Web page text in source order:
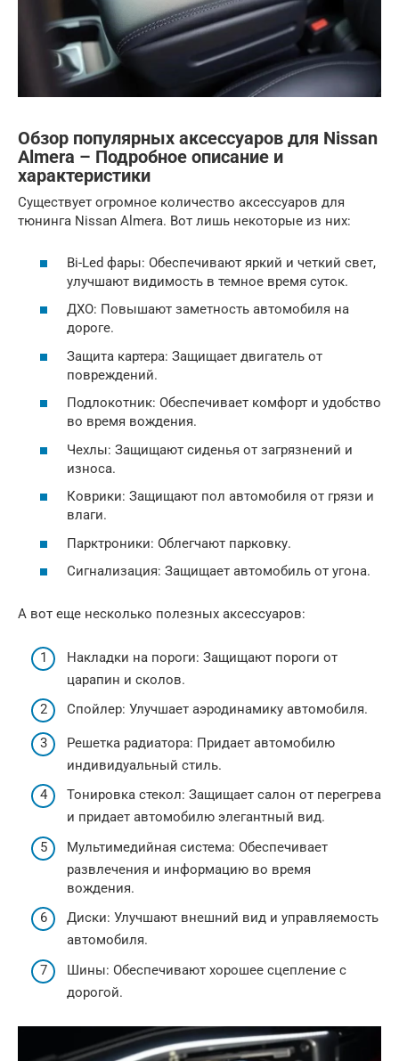
Обзор популярных аксессуаров для Nissan
Almera – Подробное описание и
характеристики
Существует огромное количество аксессуаров для
тюнинга Nissan Almera. Вот лишь некоторые из них:
Bi-Led фары: Обеспечивают яркий и четкий свет,
улучшают видимость в темное время суток.
ДХО: Повышают заметность автомобиля на
дороге.
Защита картера: Защищает двигатель от
повреждений.
Подлокотник: Обеспечивает комфорт и удобство
во время вождения.
Чехлы: Защищают сиденья от загрязнений и
износа.
Коврики: Защищают пол автомобиля от грязи и
влаги.
Парктроники: Облегчают парковку.
Сигнализация: Защищает автомобиль от угона.
А вот еще несколько полезных аксессуаров:
Накладки на пороги: Защищают пороги от
царапин и сколов.
Спойлер: Улучшает аэродинамику автомобиля.
Решетка радиатора: Придает автомобилю
индивидуальный стиль.
Тонировка стекол: Защищает салон от перегрева
и придает автомобилю элегантный вид.
Мультимедийная система: Обеспечивает
развлечения и информацию во время
вождения.
Диски: Улучшают внешний вид и управляемость
автомобиля.
Шины: Обеспечивают хорошее сцепление с
дорогой.